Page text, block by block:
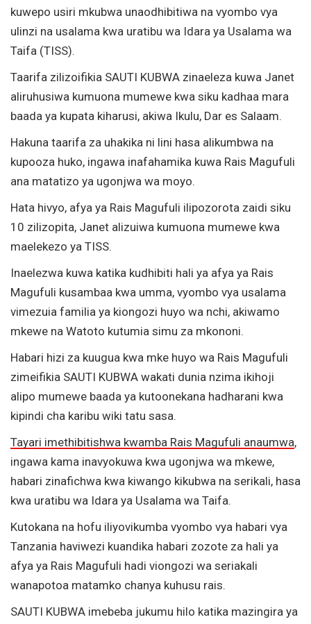
kuwepo usiri mkubwa unaodhibitiwa na vyombo vya
ulinzi na usalama kwa uratibu wa Idara ya Usalama wa
Taifa (TISS).
Taarifa zilizoifikia SAUTI KUBWA zinaeleza kuwa Janet
aliruhusiwa kumuona mumewe kwa siku kadhaa mara
baada ya kupata kiharusi, akiwa Ikulu, Dar es Salaam.
Hakuna taarifa za uhakika ni lini hasa alikumbwa na
kupooza huko, ingawa inafahamika kuwa Rais Magufuli
ana matatizo ya ugonjwa wa moyo.
Hata hivyo, afya ya Rais Magufuli ilipozorota zaidi siku
10 zilizopita, Janet alizuiwa kumuona mumewe kwa
maelekezo ya TISS.
Inaelezwa kuwa katika kudhibiti hali ya afya ya Rais
Magufuli kusambaa kwa umma, vyombo vya usalama
vimezuia familia ya kiongozi huyo wa nchi, akiwamo
mkewe na Watoto kutumia simu za mkononi.
Habari hizi za kuugua kwa mke huyo wa Rais Magufuli
zimeifikia SAUTI KUBWA wakati dunia nzima ikihoji
alipo mumewe baada ya kutoonekana hadharani kwa
kipindi cha karibu wiki tatu sasa.
Tayari imethibitishwa kwamba Rais Magufuli anaumwa,
ingawa kama inavyokuwa kwa ugonjwa wa mkewe,
habari zinafichwa kwa kiwango kikubwa na serikali, hasa
kwa uratibu wa Idara ya Usalama wa Taifa.
Kutokana na hofu iliyovikumba vyombo vya habari vya
Tanzania haviwezi kuandika habari zozote za hali ya
afya ya Rais Magufuli hadi viongozi wa seriakali
wanapotoa matamko chanya kuhusu rais.
SAUTI KUBWA imebeba jukumu hilo katika mazingira ya